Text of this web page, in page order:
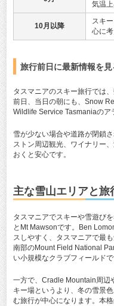
気温
10月以降
スキ
心に考
旅行前日に最新情報を見
タスマニアのスキー旅行では
前日、当日の朝にも、Snow
Wildlife Service Tasmaniaのア
雪が少ない場合や道路が閉鎖
ストン周辺観光、ワイナリー
おくと安心です。
主な雪山エリアと旅
タスマニアでスキーや雪遊び
とMt Mawsonです。Ben
スしやすく、タスマニアで最
南部のMount Field National
い小規模なクラブフィールドで
一方で、Cradle Mountain周辺
キー場というより、冬の雪景
む旅行が中心になります。本